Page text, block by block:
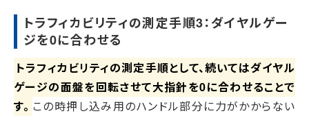
トラフィカビリティの測定手順3：ダイヤルゲー
ジを0に合わせる
トラフィカビリティの測定手順として、続いてはダイヤル
ゲージの面盤を回転させて大指針を0に合わせることで
す。 この時押し込み用のハンドル部分に力がかからない